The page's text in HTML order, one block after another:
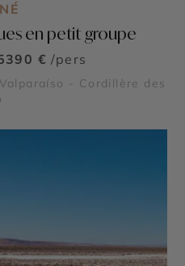
en petit groupe
€ /pers
- Cordillère des